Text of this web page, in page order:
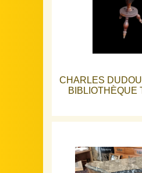
CHARLES
BIBLIOTHÈQUE